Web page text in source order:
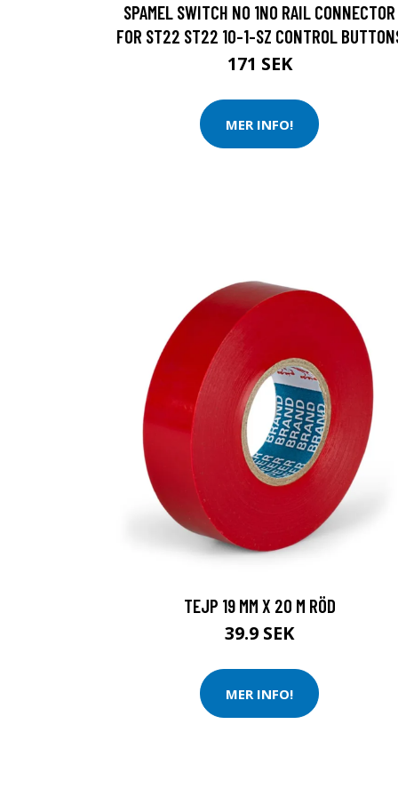
SPAMEL SWITCH NO 1NO RAIL CONNECTOR
FOR ST22 ST22 10-1-SZ CONTROL
171 SEK
MER INFO!
TEJP 19 MM X 20 M RÖD
39.9 SEK
MER INFO!